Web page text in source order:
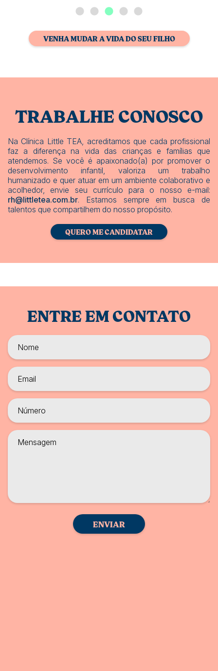
VENHA MUDAR A VIDA DO SEU FILHO
TRABALHE CONOSCO
Na Clínica Little TEA, acreditamos que cada profissional
faz a diferença na vida das crianças e famílias que
atendemos. Se você é apaixonado(a) por promover o
desenvolvimento infantil, valoriza um trabalho
humanizado e quer atuar em um ambiente colaborativo e
acolhedor, envie seu currículo para o nosso e-mail:
rh@littletea.com.br. Estamos sempre em busca de
talentos que compartilhem do nosso propósito.
QUERO ME CANDIDATAR
ENTRE EM CONTATO
ENVIAR